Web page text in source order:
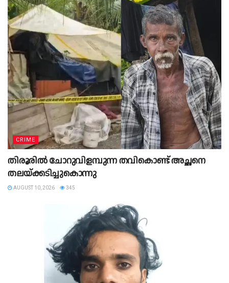
CRIME
തിരൂരിൽ ചോറുവിളമ്പുന്ന തവികൊണ്ട് അച്ഛനെ
തലയ്ക്കടിച്ചുകൊന്നു
AUGUST 10, 2026 345